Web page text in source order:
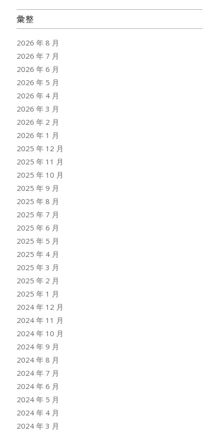
彙整
2026 年 8 月
2026 年 7 月
2026 年 6 月
2026 年 5 月
2026 年 4 月
2026 年 3 月
2026 年 2 月
2026 年 1 月
2025 年 12 月
2025 年 11 月
2025 年 10 月
2025 年 9 月
2025 年 8 月
2025 年 7 月
2025 年 6 月
2025 年 5 月
2025 年 4 月
2025 年 3 月
2025 年 2 月
2025 年 1 月
2024 年 12 月
2024 年 11 月
2024 年 10 月
2024 年 9 月
2024 年 8 月
2024 年 7 月
2024 年 6 月
2024 年 5 月
2024 年 4 月
2024 年 3 月